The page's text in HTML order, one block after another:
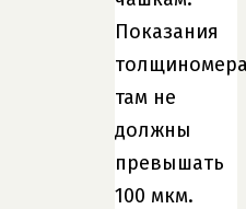
Показания
там не
должны
превышать
100 мкм.